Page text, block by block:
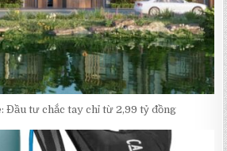
Đầu tư chắc tay chỉ từ 2,99 tỷ đồng